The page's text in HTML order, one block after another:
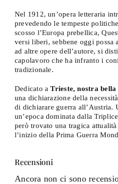
Nel 1912, un’opera letteraria
prevedendo le tempeste
scosso l’Europa prebellica,
versi liberi, sebbene oggi possa
ad altre opere dell’autore, si
capolavoro che ha infranto i
tradizionale.
Dedicato aTrieste, nostra
una dichiarazione della
di dichiarare guerra all’Austria.
un’epoca dominata dalla
però trovato una tragica
l’inizio della Prima Guerra
Recensioni
Ancora non ci sono